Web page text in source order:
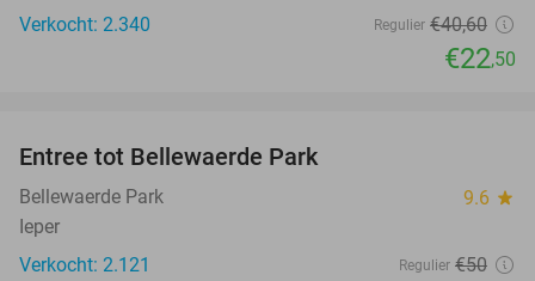
Verkocht: 2.340
Regulier €40,60
€22,50
Entree tot Bellewaerde Park
Bellewaerde Park 9.6 star
Ieper
Verkocht: 2.121
Regulier €50